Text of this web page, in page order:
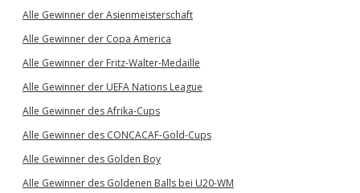
Alle Gewinner der Asienmeisterschaft
Alle Gewinner der Copa America
Alle Gewinner der Fritz-Walter-Medaille
Alle Gewinner der UEFA Nations League
Alle Gewinner des Afrika-Cups
Alle Gewinner des CONCACAF-Gold-Cups
Alle Gewinner des Golden Boy
Alle Gewinner des Goldenen Balls bei U20-WM